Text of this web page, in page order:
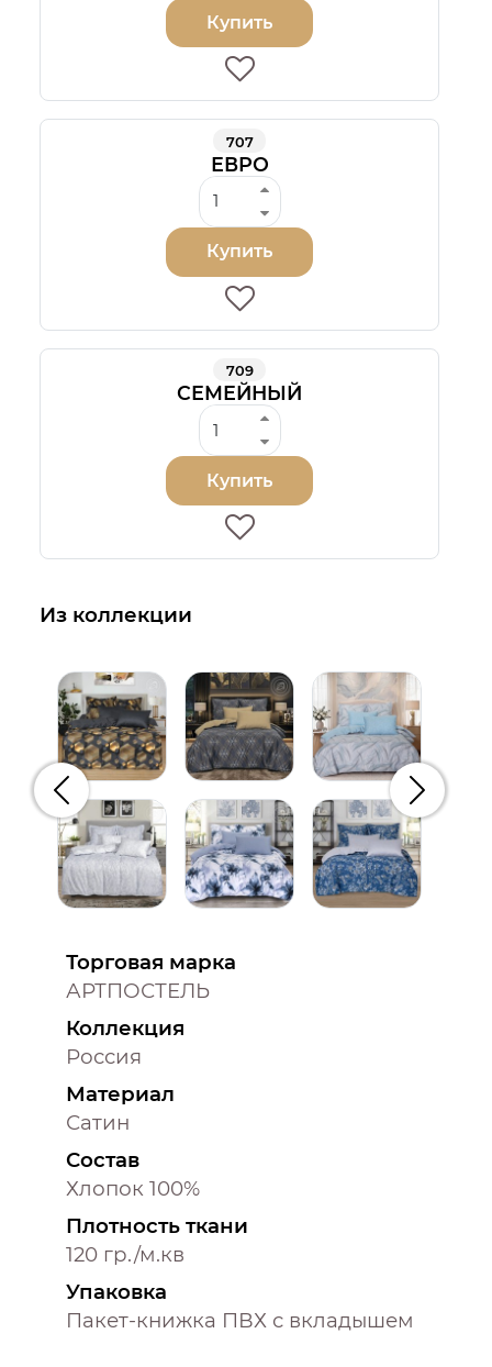
Купить
707
ЕВРО
Купить
709
СЕМЕЙНЫЙ
Купить
Из коллекции
Предыдущий
Торговая марка
АРТПОСТЕЛЬ
Коллекция
Россия
Материал
Сатин
Состав
Хлопок 100%
Плотность ткани
120 гр./м.кв
Упаковка
Пакет-книжка ПВХ с вкладышем